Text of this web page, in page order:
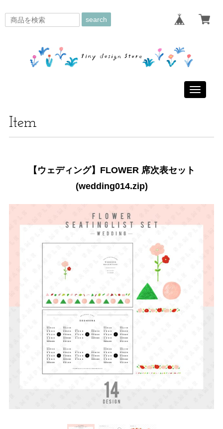
search
Toggle
Item
【ウェディング】FLOWER 席次表セット
(wedding014.zip)